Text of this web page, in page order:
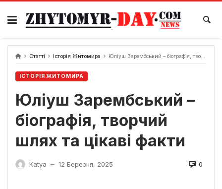
Skip
content
Статті Історія Житомира Юліуш Зарембський – біографія, творчий шлях та цікаві факти
ІСТОРІЯ ЖИТОМИРА
Юліуш Зарембський –
біографія, творчий
шлях та цікаві факти
Katya — 12 Березня, 2025 0